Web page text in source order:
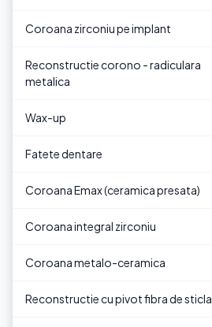
Coroana zirconiu pe implant
Reconstructie corono - radiculara
metalica
Wax-up
Fatete dentare
Coroana Emax (ceramica presata)
Coroana integral zirconiu
Coroana metalo-ceramica
Reconstructie cu pivot fibra de sticla